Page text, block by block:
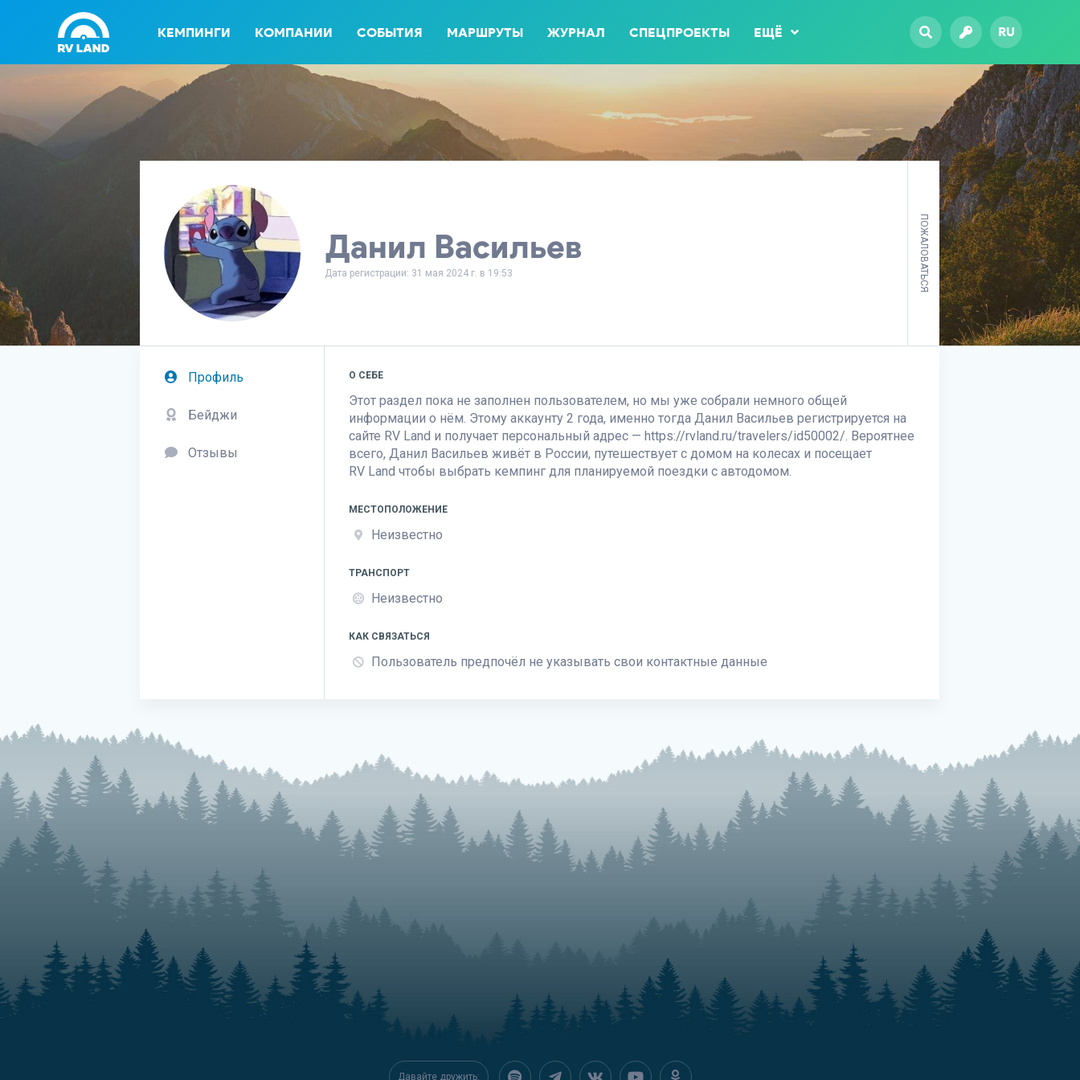
КЕМПИНГИ КОМПАНИИ СОБЫТИЯ МАРШРУТЫ ЖУРНАЛ СПЕЦПРОЕКТЫ ЕЩЁ RU
Данил Васильев
Дата регистрации: 31 мая 2024 г. в 19:53 ПОЖАЛОВАТЬСЯ
Профиль
Бейджи
Отзывы
О СЕБЕ
Этот раздел пока не заполнен пользователем, но мы уже собрали немного общей
информации о нём. Этому аккаунту 2 года, именно тогда Данил Васильев регистрируется на
сайте RV Land и получает персональный адрес — https://rvland.ru/travelers/id50002/. Вероятнее
всего, Данил Васильев живёт в России, путешествует с домом на колесах и посещает
RV Land чтобы выбрать кемпинг для планируемой поездки с автодомом.
МЕСТОПОЛОЖЕНИЕ
Неизвестно
ТРАНСПОРТ
Неизвестно
КАК СВЯЗАТЬСЯ
Пользователь предпочёл не указывать свои контактные данные
Давайте дружить: